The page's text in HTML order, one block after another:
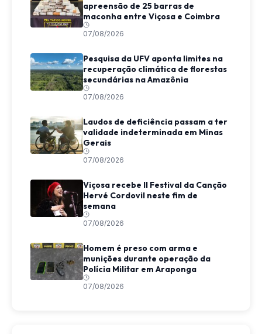
apreensão de 25 barras de
maconha entre Viçosa e Coimbra
07/08/2026
Pesquisa da UFV aponta limites na
recuperação climática de florestas
secundárias na Amazônia
07/08/2026
Laudos de deficiência passam a ter
validade indeterminada em Minas
Gerais
07/08/2026
Viçosa recebe II Festival da Canção
Hervé Cordovil neste fim de
semana
07/08/2026
Homem é preso com arma e
munições durante operação da
Polícia Militar em Araponga
07/08/2026